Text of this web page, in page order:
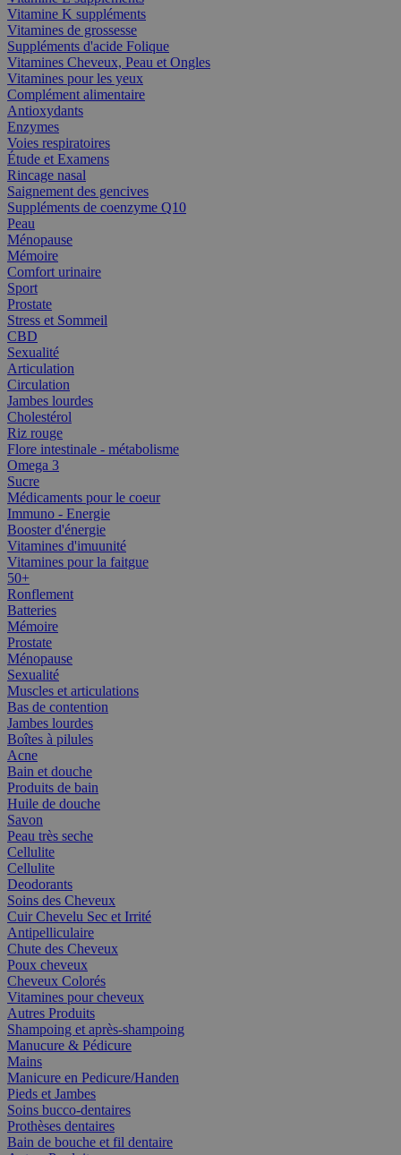
Vitamine K suppléments
Vitamines de grossesse
Suppléments d'acide Folique
Vitamines Cheveux, Peau et Ongles
Vitamines pour les yeux
Complément alimentaire
Antioxydants
Enzymes
Voies respiratoires
Étude et Examens
Rincage nasal
Saignement des gencives
Suppléments de coenzyme Q10
Peau
Ménopause
Mémoire
Comfort urinaire
Sport
Prostate
Stress et Sommeil
CBD
Sexualité
Articulation
Circulation
Jambes lourdes
Cholestérol
Riz rouge
Flore intestinale - métabolisme
Omega 3
Sucre
Médicaments pour le coeur
Immuno - Energie
Booster d'énergie
Vitamines d'imuunité
Vitamines pour la faitgue
50+
Ronflement
Batteries
Mémoire
Prostate
Ménopause
Sexualité
Muscles et articulations
Bas de contention
Jambes lourdes
Boîtes à pilules
Acne
Bain et douche
Produits de bain
Huile de douche
Savon
Peau très seche
Cellulite
Cellulite
Deodorants
Soins des Cheveux
Cuir Chevelu Sec et Irrité
Antipelliculaire
Chute des Cheveux
Poux cheveux
Cheveux Colorés
Vitamines pour cheveux
Autres Produits
Shampoing et après-shampoing
Manucure & Pédicure
Mains
Manicure en Pedicure/Handen
Pieds et Jambes
Soins bucco-dentaires
Prothèses dentaires
Bain de bouche et fil dentaire